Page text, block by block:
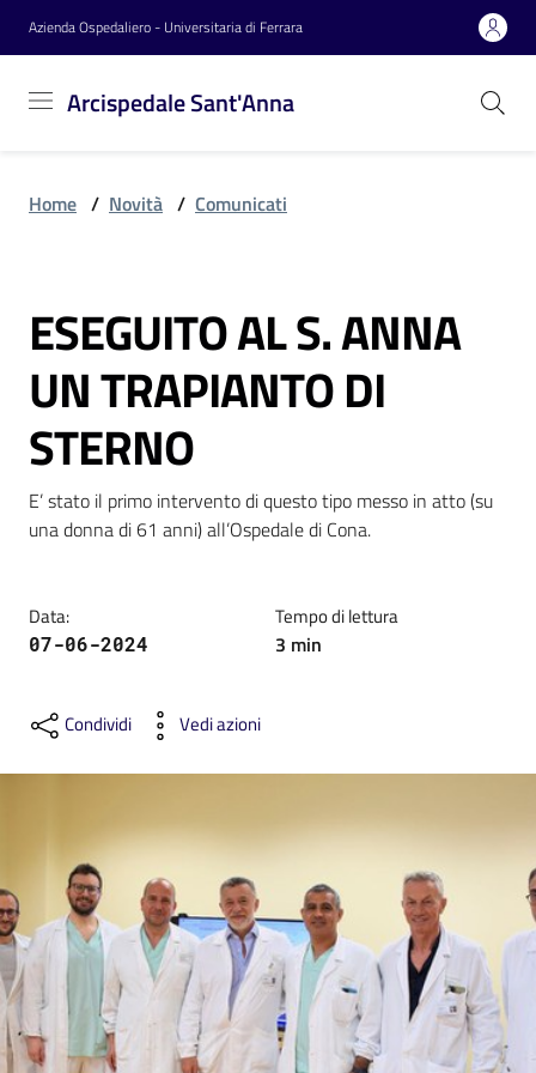
Vai al contenuto
Vai alla navigazione
Vai al footer
Azienda Ospedaliero - Universitaria di Ferrara
Arcispedale Sant'Anna
Sant'Anna
Azienda
Servizi
Reparti
Novità
a
t
S
e
i
z
Home / Novità / Comunicati
Salta al contenuto
ESEGUITO AL S. ANNA
UN TRAPIANTO DI
STERNO
E’ stato il primo intervento di questo tipo messo in atto (su
una donna di 61 anni) all’Ospedale di Cona.
Data:
07-06-2024
Tempo di lettura
3 min
Condividi Vedi azioni